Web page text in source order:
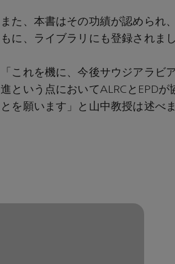
また、本書はその功績が認められ
もに、ライブラリにも登録されまし
「これを機に、今後サウジアラビ
進という点においてALRCとEPD
とを願います」と山中教授は述べま